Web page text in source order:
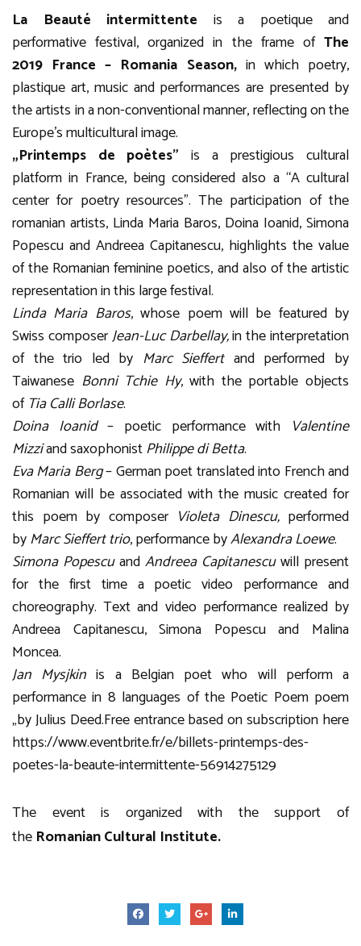
La Beauté intermittente is a poetique and
performative festival, organized in the frame of The
2019 France – Romania Season,in which poetry,
plastique art, music and performances are presented by
the artists in a non-conventional manner, reflecting on the
Europe’s multicultural image.
„Printemps de poètes” is a prestigious cultural
platform in France, being considered also a “A cultural
center for poetry resources”. The participation of the
romanian artists, Linda Maria Baros, Doina Ioanid, Simona
Popescu and Andreea Capitanescu, highlights the value
of the Romanian feminine poetics, and also of the artistic
representation in this large festival.
Linda Maria Baros, whose poem will be featured by
Swiss composerJean-Luc Darbellay,in the interpretation
of the trio led by Marc Sieffertand performed by
Taiwanese Bonni Tchie Hy, with the portable objects
of Tia Calli Borlase.
Doina Ioanid– poetic performance with Valentine
Mizziand saxophonistPhilippe di Betta.
Eva Maria Berg– German poet translated into French and
Romanian will be associated with the music created for
this poem by composer Violeta Dinescu,performed
byMarc Sieffert trio, performance byAlexandra Loewe.
Simona Popescu and Andreea Capitanescu will present
for the first time a poetic video performance and
choreography. Text and video performance realized by
Andreea Capitanescu, Simona Popescu and Malina
Moncea.
Jan Mysjkin is a Belgian poet who will perform a
performance in 8 languages of the Poetic Poem poem
„by Julius Deed.Free entrance based on subscription here
https://www.eventbrite.fr/e/billets-printemps-des-
poetes-la-beaute-intermittente-56914275129
The event is organized with the support of
the Romanian Cultural Institute.